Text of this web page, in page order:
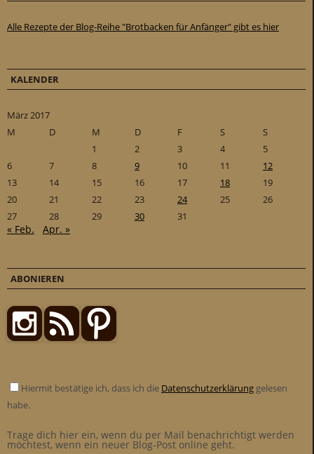
Alle Rezepte der Blog-Reihe "Brotbacken für Anfänger" gibt es hier
KALENDER
März 2017
M
D M D F S
S
1
2 3 4
5
6
7 8 9 10 11
12
13
14 15 16 17 18
19
20
21 22 23 24 25
26
27
28 29 30 31
« Feb. Apr. »
ABONIEREN
Hiermit bestätige ich, dass ich die Datenschutzerklärung gelesen
habe.
Trage dich hier ein, wenn du per Mail benachrichtigt werden
möchtest, wenn ein neuer Blog-Post online geht.